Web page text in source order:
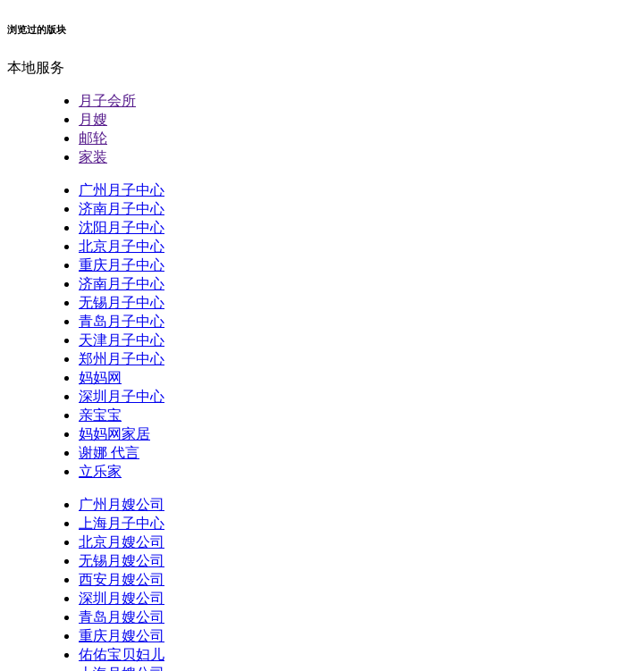
浏览过的版块
本地服务
月子会所
月嫂
邮轮
家装
广州月子中心
济南月子中心
沈阳月子中心
北京月子中心
重庆月子中心
济南月子中心
无锡月子中心
青岛月子中心
天津月子中心
郑州月子中心
妈妈网
深圳月子中心
亲宝宝
妈妈网家居
谢娜 代言
立乐家
广州月嫂公司
上海月子中心
北京月嫂公司
无锡月嫂公司
西安月嫂公司
深圳月嫂公司
青岛月嫂公司
重庆月嫂公司
佑佑宝贝妇儿